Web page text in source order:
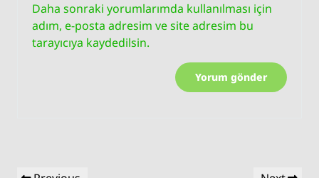
Daha sonraki yorumlarımda kullanılması için
adım, e-posta adresim ve site adresim bu
tarayıcıya kaydedilsin.
Yazı